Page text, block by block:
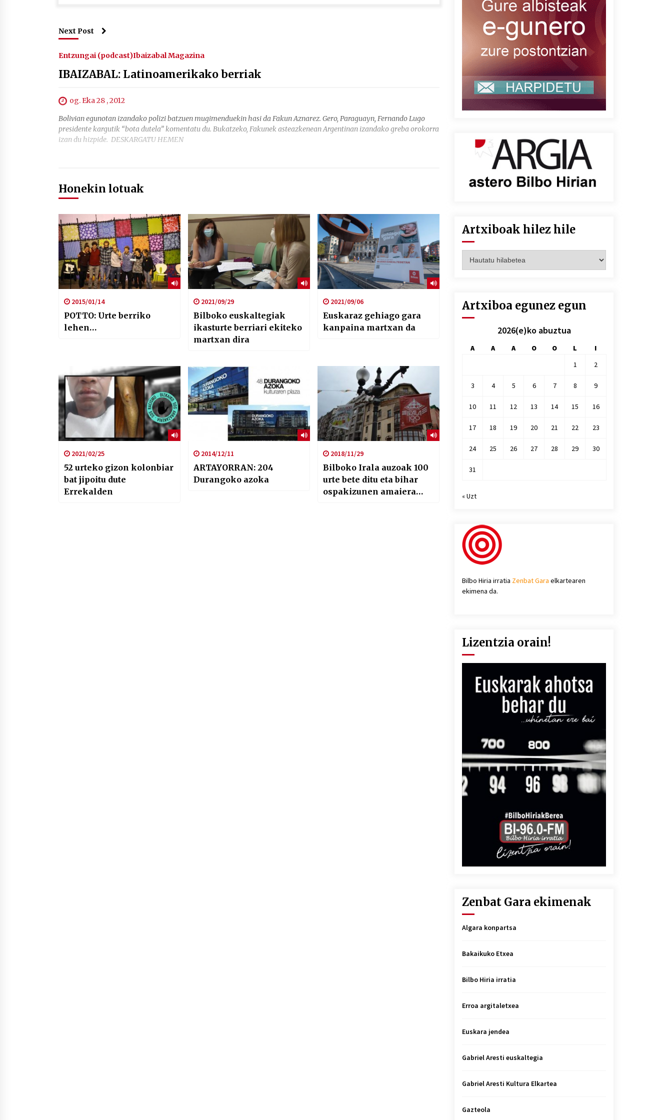
Next Post
Entzungai (podcast)Ibaizabal Magazina
IBAIZABAL: Latinoamerikako berriak
og. Eka 28 , 2012
Bolivian egunotan izandako polizi batzuen mugimenduekin hasi da Fakun Aznarez. Gero, Paraguayn, Fernando Lugo
presidente kargutik “bota dutela” komentatu du. Bukatzeko, Fakunek asteazkenean Argentinan izandako greba orokorra
izan du hizpide. DESKARGATU HEMEN
Honekin lotuak
2015/01/14
POTTO: Urte berriko
lehen…
2021/09/29
Bilboko euskaltegiak
ikasturte berriari ekiteko
martxan dira
2021/09/06
Euskaraz gehiago gara
kanpaina martxan da
2021/02/25
52 urteko gizon kolonbiar
bat jipoitu dute
Errekalden
2014/12/11
ARTAYORRAN: 204
Durangoko azoka
2018/11/29
Bilboko Irala auzoak 100
urte bete ditu eta bihar
ospakizunen amaiera
Artxiboak hilez hile
hilez
Artxiboa egunez egun
2026(e)ko abuztua
A A A O O L
I
1
2
3 4 5 6 7 8 9
10 11 12 13 14 15 16
17 18 19 20 21 22 23
24 25 26 27 28 29 30
31
« Uzt
Bilbo Hiria irratia Zenbat Gara elkartearen
ekimena da.
Lizentzia orain!
Zenbat Gara ekimenak
Algara konpartsa
Bakaikuko Etxea
Bilbo Hiria irratia
Erroa argitaletxea
Euskara jendea
Gabriel Aresti euskaltegia
Gabriel Aresti Kultura Elkartea
Gazteola